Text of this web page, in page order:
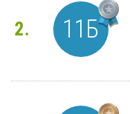
2. 11Б